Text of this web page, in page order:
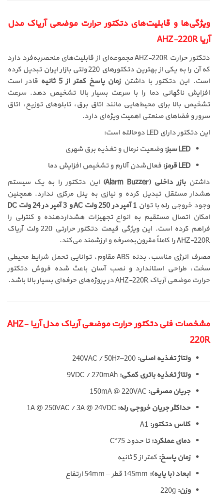
ویژگی‌ها و قابلیت‌های دتکتور حرارت موضعی آریاک مدل
آریا AHZ-220R
دتکتور حرارت AHZ-220R مجموعه‌ای از قابلیت‌های منحصربه‌فرد دارد
که آن را به یکی از بهترین دتکتورهای 220 ولتی بازار ایران تبدیل کرده
است. این دتکتور با داشتنزمان پاسخ کمتر از 5 ثانیه
قادر است
افزایش ناگهانی دما را با سرعت بسیار بالا تشخیص دهد. سرعت
تشخیص بالا برای محیط‌هایی مانند اتاق برق، تابلوهای توزیع، اتاق
سرور و فضاهای صنعتی اهمیت ویژه‌ای دارد.
این دتکتور دارای LED دوحالته است:
LED سبز:
وضعیت نرمال و تغذیه برق شهری
LED قرمز:
فعال‌شدن آلارم و تشخیص افزایش دما
داشتنبازر داخلی (Alarm Buzzer)
این دتکتور را به یک سیستم
هشدار مستقل تبدیل کرده و نیازی به پنل مرکزی ندارد. همچنین
وجود خروجی رله با توان 1 آمپر در 250 ولت AC و 3 آمپر در 24 ولت DC
امکان اتصال مستقیم به انواع تجهیزات هشداردهنده و کنترلی را
فراهم کرده است. این ویژگی قیمت دتکتور حرارتی 220 ولت آریاک
AHZ-220R را کاملاً مقرون‌به‌صرفه و ارزشمند می‌کند.
مصرف انرژی مناسب، بدنه ABS مقاوم، توانایی تحمل شرایط محیطی
سخت، طراحی استاندارد و نصب آسان باعث شده فروش دتکتور
حرارت موضعی آریاک AHZ-220R در پروژه‌های حرفه‌ای بسیار بالا باشد.
مشخصات فنی دتکتور حرارت موضعی آریاک مدل آریا AHZ-
220R
ولتاژ تغذیه اصلی:
ولتاژ تغذیه باتری کمکی:
جریان مصرفی:
حداکثر جریان خروجی رله:
کلاس دتکتور:
دمای عملکرد:تا حدود 75°C
زمان پاسخ: کمتر از 5 ثانیه
ابعاد (با پایه):
وزن: